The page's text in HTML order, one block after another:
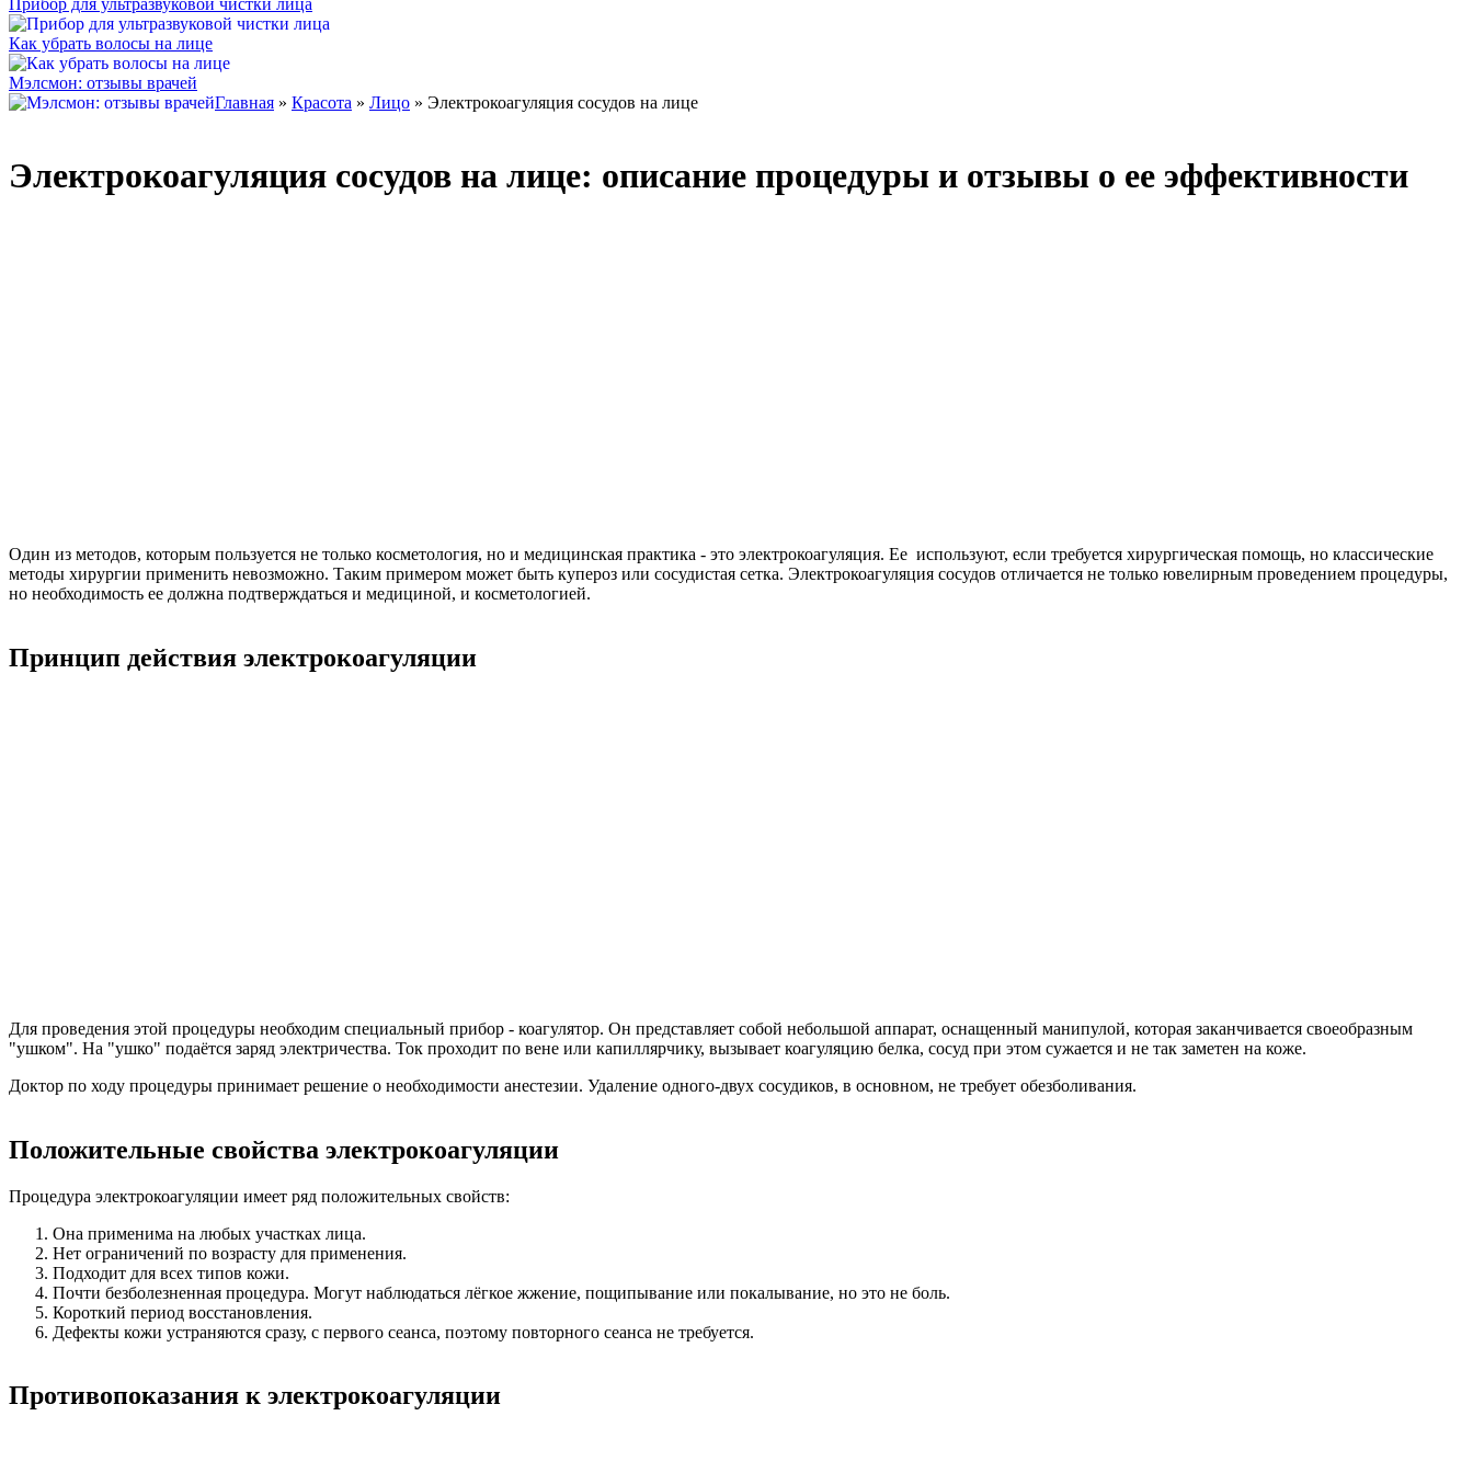
Прибор для ультразвуковой чистки лица
Как убрать волосы на лице
Мэлсмон: отзывы врачей
Главная » Красота » Лицо » Электрокоагуляция сосудов на лице
Электрокоагуляция сосудов на лице: описание процедуры и отзывы о ее эффективности
Один из методов, которым пользуется не только косметология, но и медицинская практика - это электрокоагуляция. Ее используют, если требуется хирургическая помощь, но классические
методы хирургии применить невозможно. Таким примером может быть купероз или сосудистая сетка. Электрокоагуляция сосудов отличается не только ювелирным проведением процедуры,
но необходимость ее должна подтверждаться и медициной, и косметологией.
Принцип действия электрокоагуляции
Для проведения этой процедуры необходим специальный прибор - коагулятор. Он представляет собой небольшой аппарат, оснащенный манипулой, которая заканчивается своеобразным
"ушком". На "ушко" подаётся заряд электричества. Ток проходит по вене или капиллярчику, вызывает коагуляцию белка, сосуд при этом сужается и не так заметен на коже.
Доктор по ходу процедуры принимает решение о необходимости анестезии. Удаление одного-двух сосудиков, в основном, не требует обезболивания.
Положительные свойства электрокоагуляции
Процедура электрокоагуляции имеет ряд положительных свойств:
Она применима на любых участках лица.
Нет ограничений по возрасту для применения.
Подходит для всех типов кожи.
Почти безболезненная процедура. Могут наблюдаться лёгкое жжение, пощипывание или покалывание, но это не боль.
Короткий период восстановления.
Дефекты кожи устраняются сразу, с первого сеанса, поэтому повторного сеанса не требуется.
Противопоказания к электрокоагуляции